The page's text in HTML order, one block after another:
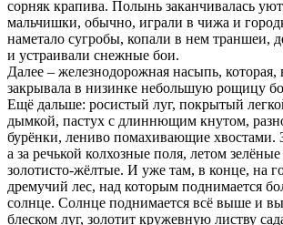
сорняк крапива. Полынь заканчивалась
мальчишки, обычно, играли в чижа и
наметало сугробы, копали в нем траншеи,
и устраивали снежные бои.
Далее – железнодорожная насыпь, которая,
закрывала в низинке небольшую рощицу
Ещё дальше: росистый луг, покрытый
дымкой, пастух с длиннющим кнутом,
бурёнки, лениво помахивающие хвостами.
а за речькой колхозные поля, летом
золотисто-жёлтые. И уже там, в конце, на
дремучий лес, над которым поднимается
солнце. Солнце поднимается всё выше и
блеском луг, золотит кружевную листву